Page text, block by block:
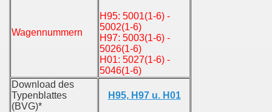
Wagennummern
H95: 5001(1-6) -
5002(1-6)
H97: 5003(1-6) -
5026(1-6)
H01: 5027(1-6) -
5046(1-6)
Download des
Typenblattes
(BVG)*
H95, H97 u. H01